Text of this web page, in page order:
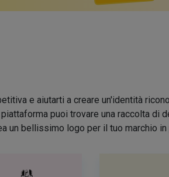
e aiutarti a creare un'identità
puoi trovare una raccolta di
un bellissimo logo per il tuo marchio